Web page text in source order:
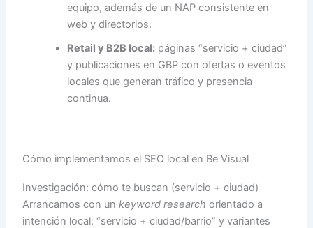
equipo, además de un NAP consistente en
web y directorios.
Retail y B2B local: páginas “servicio + ciudad”
y publicaciones en GBP con ofertas o eventos
locales que generan tráfico y presencia
continua.
Cómo implementamos el SEO local en Be Visual
Investigación: cómo te buscan (servicio + ciudad)
Arrancamos con unkeyword research orientado a
intención local: “servicio + ciudad/barrio” y variantes